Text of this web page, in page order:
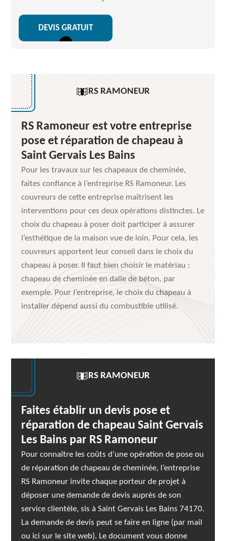
DEVIS GRATUIT
RS RAMONEUR
RS Ramoneur est votre entreprise
pose et réparation de chapeau à
Saint Gervais Les Bains
Pour les travaux sur les chapeaux de cheminée,
faites confiance à l’entreprise RS Ramoneur. Les
couvreurs de cette entreprise maîtrisent les
interventions pour ces deux opérations distinctes. Le
choix du chapeau à poser doit participer à assurer
l’esthétique de la maison vue de loin. Pour cela, les
couvreurs apportent leur conseil dans le choix du
chapeau à poser. Il faut bien choisir le matériau :
chapeau de cheminée en dalle de béton, par
exemple. Pour l’entreprise, le choix du chapeau à
installer dépend aussi du combustible utilisé.
RS RAMONEUR
Faites établir un devis pose et
réparation de chapeau Saint Gervais
Les Bains par RS Ramoneur
Pour connaître les coûts d’une opération de pose ou
de réparation de chapeau de cheminée, l’entreprise
RS Ramoneur invite chaque porteur de projet à
déposer une demande de devis auprès de son
service clientèle, sis à Saint Gervais Les Bains 74170.
La demande de devis peut se faire en ligne (par mail
ou ici sur le site web). Le document vous donne